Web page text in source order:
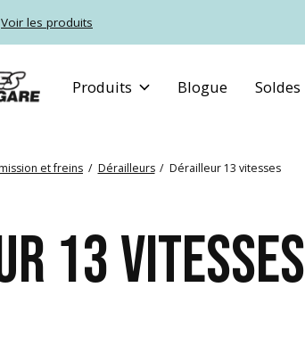
Voir les produits
Produits Blogue Soldes
et freins / Dérailleurs / Dérailleur 13 vitesses
13 VITESSES